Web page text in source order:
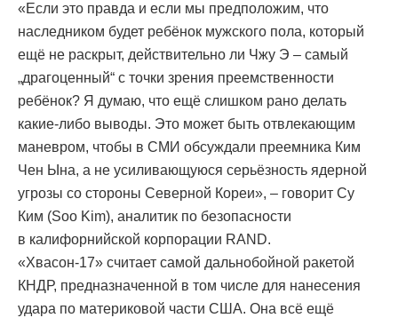
«Если это правда и если мы предположим, что
наследником будет ребёнок мужского пола, который
ещё не раскрыт, действительно ли Чжу Э – самый
„драгоценный“ с точки зрения преемственности
ребёнок? Я думаю, что ещё слишком рано делать
какие-либо выводы. Это может быть отвлекающим
маневром, чтобы в СМИ обсуждали преемника Ким
Чен Ына, а не усиливающуюся серьёзность ядерной
угрозы со стороны Северной Кореи», – говорит Су
Ким (Soo Kim), аналитик по безопасности
в калифорнийской корпорации RAND.
«Хвасон-17» считает самой дальнобойной ракетой
КНДР, предназначенной в том числе для нанесения
удара по материковой части США. Она всё ещё